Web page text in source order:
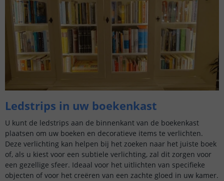
Ledstrips in uw boekenkast
U kunt de ledstrips aan de binnenkant van de boekenkast
plaatsen om uw boeken en decoratieve items te verlichten.
Deze verlichting kan helpen bij het zoeken naar het juiste boek
of, als u kiest voor een subtiele verlichting, zal dit zorgen voor
een gezellige sfeer. Ideaal voor het uitlichten van specifieke
objecten of voor het creëren van een zachte gloed in uw kamer.